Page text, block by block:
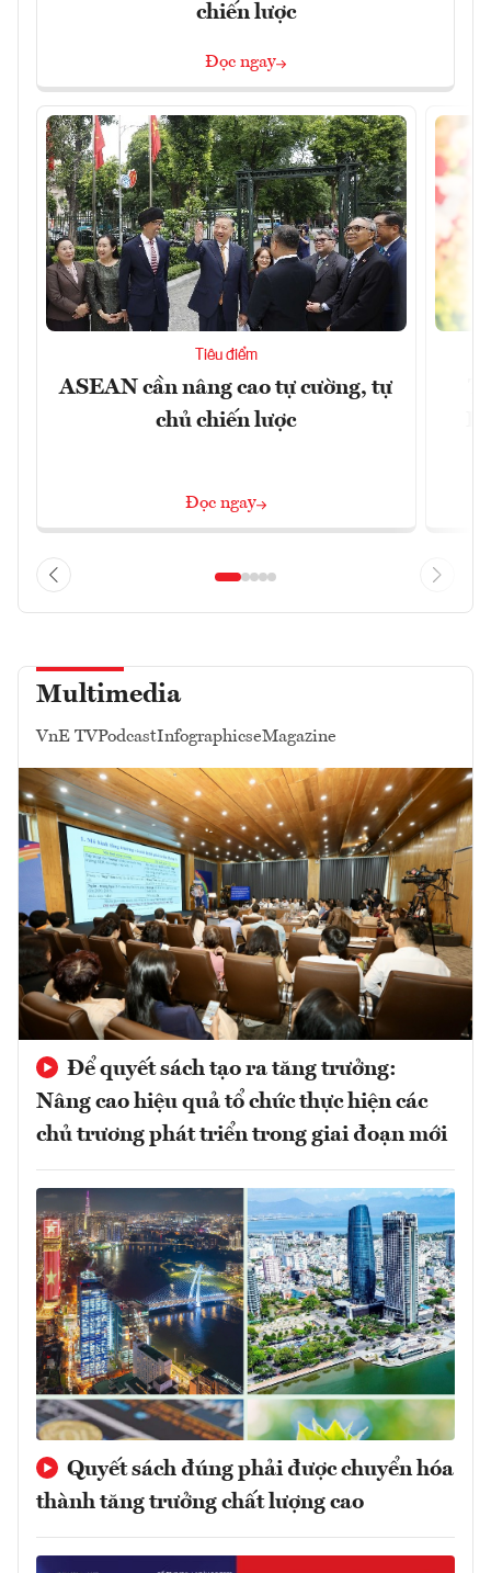
chiến lược
Đọc ngay
Tiêu điểm
ASEAN cần nâng cao tự cường, tự
chủ chiến lược
Đọc ngay
Multimedia
VnE TVPodcastInfographicseMagazine
Để quyết sách tạo ra tăng trưởng:
Nâng cao hiệu quả tổ chức thực hiện các
chủ trương phát triển trong giai đoạn mới
Quyết sách đúng phải được chuyển hóa
thành tăng trưởng chất lượng cao